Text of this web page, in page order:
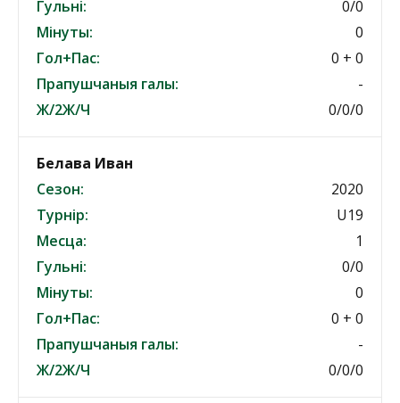
Гульні:
0/0
Мінуты:
0
Гол+Пас:
0 + 0
Прапушчаныя галы:
-
Ж/2Ж/Ч
0/0/0
Белава Иван
Сезон:
2020
Турнір:
U19
Месца:
1
Гульні:
0/0
Мінуты:
0
Гол+Пас:
0 + 0
Прапушчаныя галы:
-
Ж/2Ж/Ч
0/0/0